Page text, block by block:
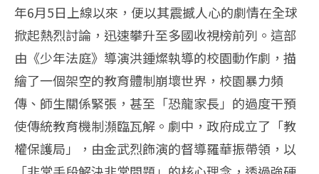
年6月5日上線以來，便以其震撼人心的劇情在全球
掀起熱烈討論，迅速攀升至多國收視榜前列。這部
由《少年法庭》導演洪鍾燦執導的校園動作劇，描
繪了一個架空的教育體制崩壞世界，校園暴力頻
傳、師生關係緊張，甚至「恐龍家長」的過度干預
使傳統教育機制瀕臨瓦解。劇中，政府成立了「教
權保護局」，由金武烈飾演的督導羅華振帶領，以